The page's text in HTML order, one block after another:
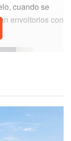
cuando se
envoltorios con